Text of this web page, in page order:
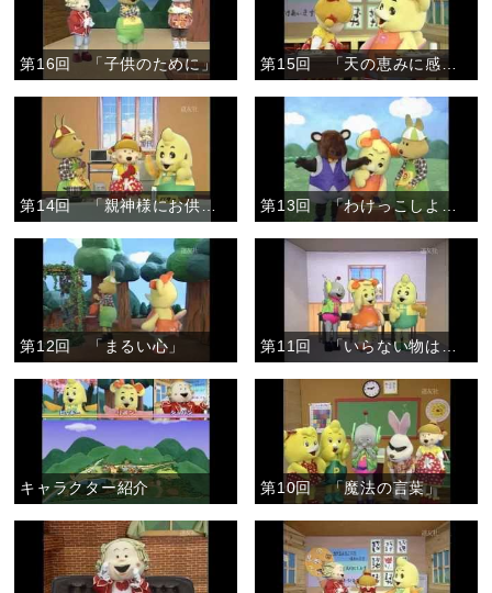
第16回 「子供のために」
第14回 「親神様にお供え」
第12回 「まるい心」 第11回 「いらない物は・・・」
キャラクター紹介 第10回 「魔法の言葉」